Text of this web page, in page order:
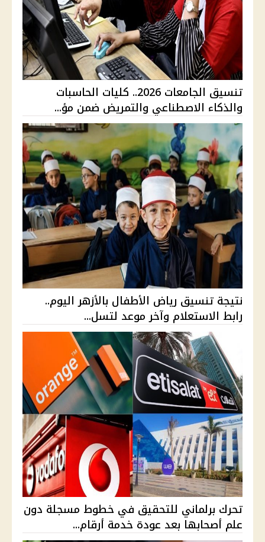
تنسيق الجامعات 2026.. كليات الحاسبات
والذكاء الاصطناعي والتمريض ضمن مؤ...
نتيجة تنسيق رياض الأطفال بالأزهر اليوم..
رابط الاستعلام وآخر موعد لتسل...
تحرك برلماني للتحقيق في خطوط مسجلة دون
علم أصحابها بعد عودة خدمة أرقام...